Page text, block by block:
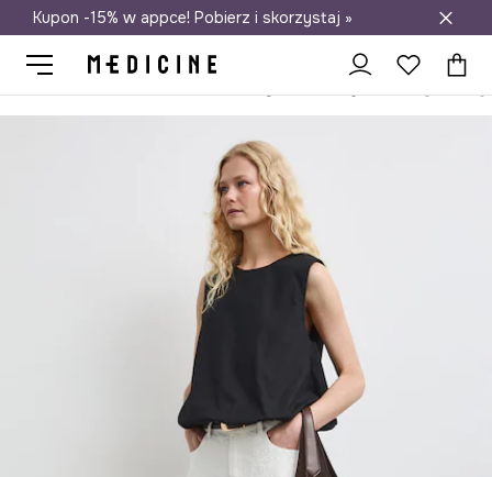
Darmowa dostawa do salonów
Kupon -15% w appce! Pobierz i skorzystaj »